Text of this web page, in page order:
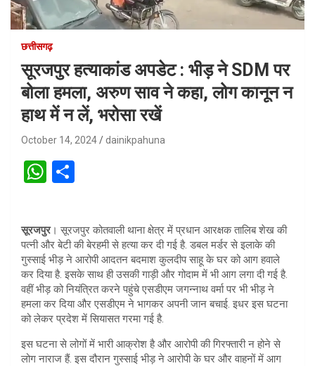
छत्तीसगढ़
सूरजपुर हत्याकांड अपडेट : भीड़ ने SDM पर
बोला हमला, अरुण साव ने कहा, लोग कानून न
हाथ में न लें, भरोसा रखें
October 14, 2024 dainikpahuna
W
s
A
p
p
e
सूरजपुर। सूरजपुर कोतवाली थाना क्षेत्र में प्रधान आरक्षक तालिब शेख की
पत्नी और बेटी की बेरहमी से हत्या कर दी गई है. डबल मर्डर से इलाके की
गुस्साई भीड़ ने आरोपी आदतन बदमाश कुलदीप साहू के घर को आग हवाले
कर दिया है. इसके साथ ही उसकी गाड़ी और गोदाम में भी आग लगा दी गई है.
वहीं भीड़ को नियंत्रित करने पहुंचे एसडीएम जगन्नाथ वर्मा पर भी भीड़ ने
हमला कर दिया और एसडीएम ने भागकर अपनी जान बचाई. इधर इस घटना
को लेकर प्रदेश में सियासत गरमा गई है.
इस घटना से लोगों में भारी आक्रोश है और आरोपी की गिरफ्तारी न होने से
लोग नाराज हैं. इस दौरान गुस्साई भीड़ ने आरोपी के घर और वाहनों में आग